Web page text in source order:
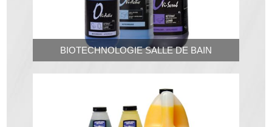
BIOTECHNOLOGIE SALLE DE BAIN